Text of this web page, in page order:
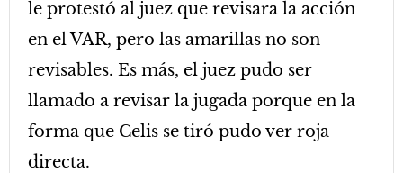
le protestó al juez que revisara la acción
en el VAR, pero las amarillas no son
revisables. Es más, el juez pudo ser
llamado a revisar la jugada porque en la
forma que Celis se tiró pudo ver roja
directa.